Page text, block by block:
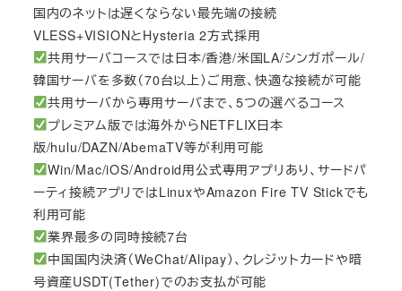
国内のネットは遅くならない最先端の接続
VLESS+VISIONとHysteria 2方式採用
共用サーバコースでは日本/香港/米国LA/シンガポール/
韓国サーバを多数（70台以上）ご用意、快適な接続が可能
共用サーバから専用サーバまで、5つの選べるコース
プレミアム版では海外からNETFLIX日本
版/hulu/DAZN/AbemaTV等が利用可能
Win/Mac/iOS/Android用公式専用アプリあり、サードパ
ーティ接続アプリではLinuxやAmazon Fire TV Stickでも
利用可能
業界最多の同時接続7台
中国国内決済（WeChat/Alipay）、クレジットカードや暗
号資産USDT(Tether)でのお支払が可能